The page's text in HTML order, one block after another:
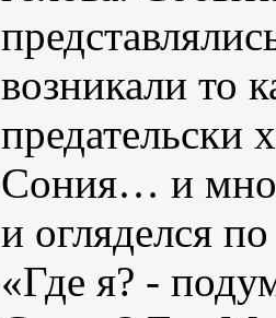
возникали то
Сония… и
и огляделся
«Где я? -